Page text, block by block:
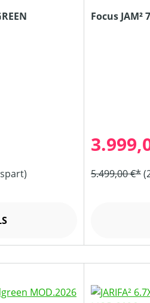
5.499,00 €*